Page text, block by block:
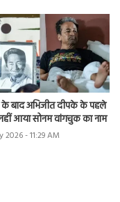
बाद अभिजीत दीपके के पहले
आया सोनम वांगचुक का नाम
2026 - 11:29 AM